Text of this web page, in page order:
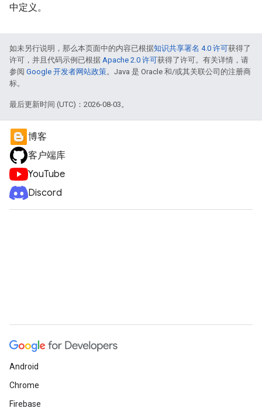
中定义。
如未另行说明，那么本页面中的内容已根据知识共享署名 4.0 许可获得了
许可，并且代码示例已根据 Apache 2.0 许可获得了许可。有关详情，请
参阅 Google 开发者网站政策。Java 是 Oracle 和/或其关联公司的注册商
标。
最后更新时间 (UTC)：2026-08-03。
博客
客户端库
YouTube
Discord
Android
Chrome
Firebase